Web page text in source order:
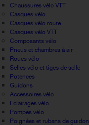
Chaussures vélo VTT
Casques vélo
Casques vélo route
Casques vélo VTT
Composants vélo
Pneus et chambres à air
Roues vélo
Selles vélo et tiges de selle
Potences
Guidons
Accessoires vélo
Eclairages vélo
Pompes vélo
Poignées et rubans de guidon